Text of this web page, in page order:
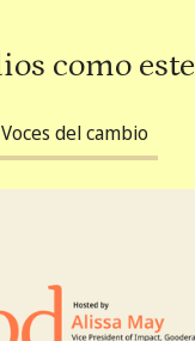
como este
Voces del cambio